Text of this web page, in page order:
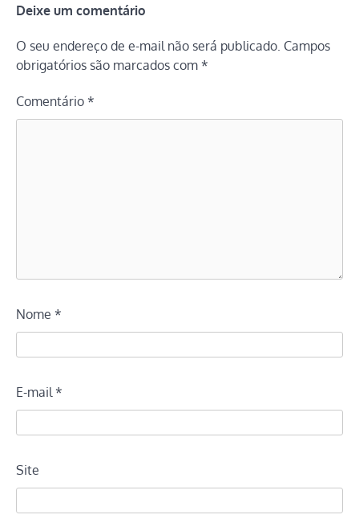
Deixe um comentário
O seu endereço de e-mail não será publicado. Campos
obrigatórios são marcados com *
Comentário *
Nome *
E-mail *
Site